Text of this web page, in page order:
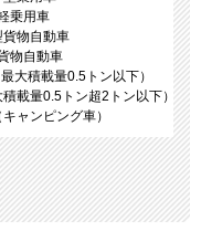
乗用車
貨物自動車
物自動車
大積載量0.5トン以下）
載量0.5トン超2トン以下）
ャンピング車）